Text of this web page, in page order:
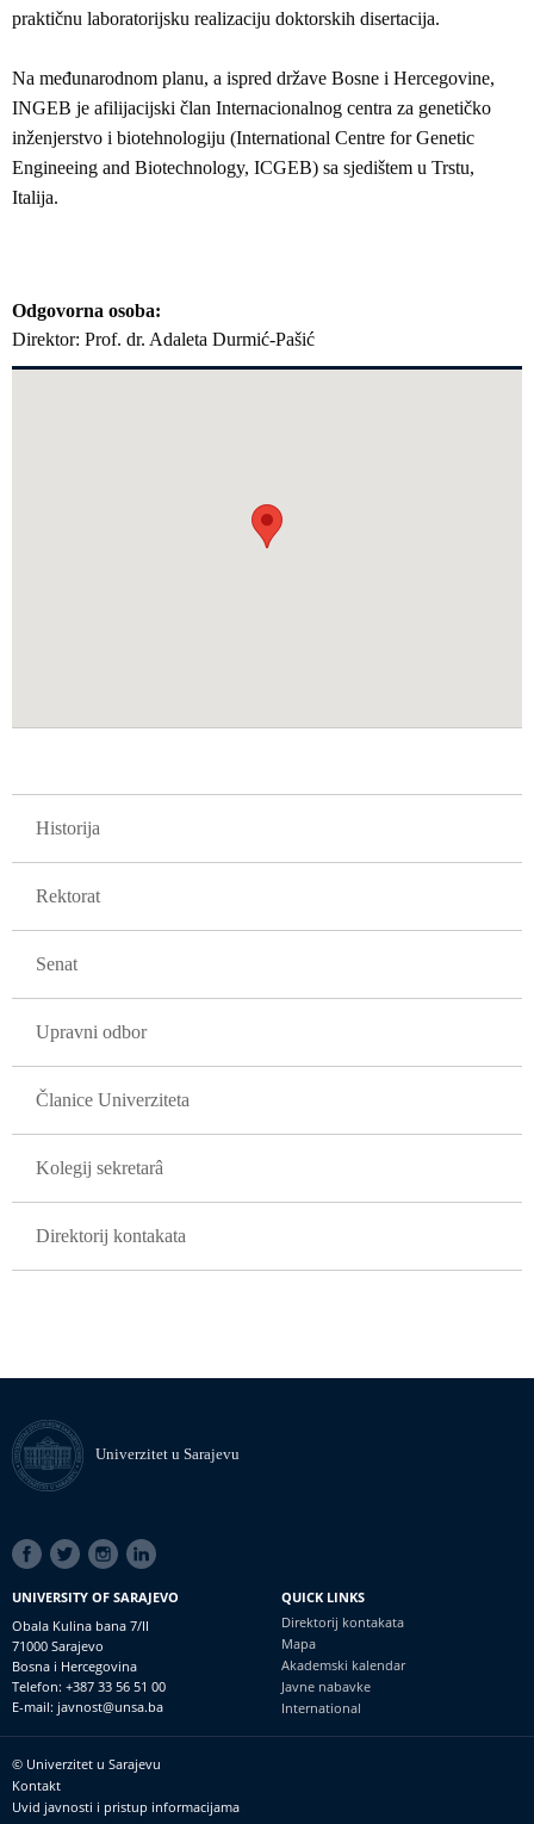
praktičnu laboratorijsku realizaciju doktorskih disertacija.
Na međunarodnom planu, a ispred države Bosne i Hercegovine,
INGEB je afilijacijski član Internacionalnog centra za genetičko
inženjerstvo i biotehnologiju (International Centre for Genetic
Engineeing and Biotechnology, ICGEB) sa sjedištem u Trstu,
Italija.
Odgovorna osoba
Direktor: Prof. dr. Adaleta Durmić-Pašić
Historija
Rektorat
Senat
Upravni odbor
Članice Univerziteta
Kolegij sekretarâ
Direktorij kontakata
Univerzitet u Sarajevu
SOCIAL
LINKS
UNIVERSITY OF SARAJEVO
Obala Kulina bana 7/II
71000 Sarajevo
Bosna i Hercegovina
Telefon: +387 33 56 51 00
E-mail: javnost@unsa.ba
QUICK LINKS
Direktorij kontakata
Mapa
Akademski kalendar
Javne nabavke
International
Footer
meni
© Univerzitet u Sarajevu
Kontakt
Uvid javnosti i pristup informacijama